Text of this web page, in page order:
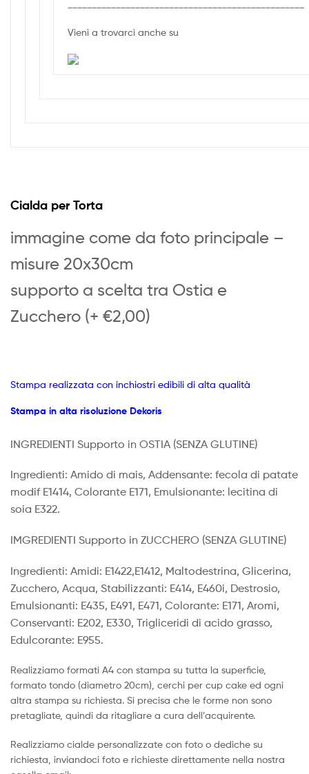
Vieni a trovarci anche su
Cialda per Torta
immagine come da foto principale –
misure 20x30cm
supporto a scelta tra Ostia e
Zucchero (+ €2,00)
Stampa realizzata con inchiostri edibili di alta qualità
Stampa in alta risoluzione Dekoris
INGREDIENTI Supporto in OSTIA (SENZA GLUTINE)
Ingredienti: Amido di mais, Addensante: fecola di patate
modif E1414, Colorante E171, Emulsionante: lecitina di
soia E322.
IMGREDIENTI Supporto in ZUCCHERO (SENZA GLUTINE)
Ingredienti: Amidi: E1422,E1412, Maltodestrina, Glicerina,
Zucchero, Acqua, Stabilizzanti: E414, E460i, Destrosio,
Emulsionanti: E435, E491, E471, Colorante: E171, Aromi,
Conservanti: E202, E330, Trigliceridi di acido grasso,
Edulcorante: E955.
Realizziamo formati A4 con stampa su tutta la superficie,
formato tondo (diametro 20cm), cerchi per cup cake ed ogni
altra stampa su richiesta. Si precisa che le forme non sono
pretagliate, quindi da ritagliare a cura dell’acquirente.
Realizziamo cialde personalizzate con foto o dediche su
richiesta, inviandoci foto e richieste direttamente nella nostra